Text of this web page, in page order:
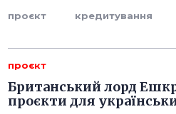
проєкт кредитування
проєкт
Британський лорд
проєкти для